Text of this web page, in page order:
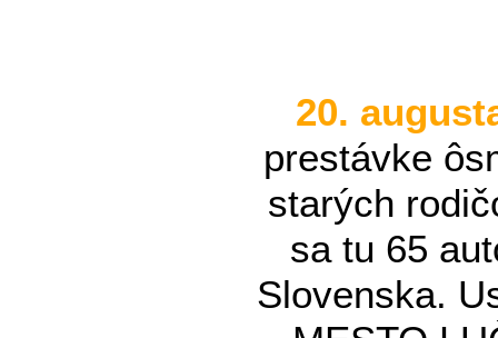
20.
prestávke
starých
sa tu 65
Slovenska.